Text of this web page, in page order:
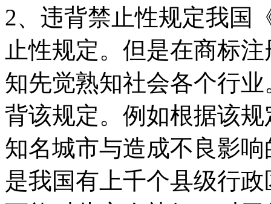
2、违背禁止性规定我国
止性规定。但是在商标
知先觉熟知社会各个行
背该规定。例如根据该
知名城市与造成不良影
是我国有上千个县级行